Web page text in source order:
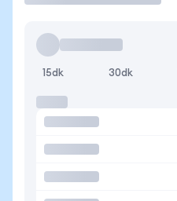
15dk 30dk